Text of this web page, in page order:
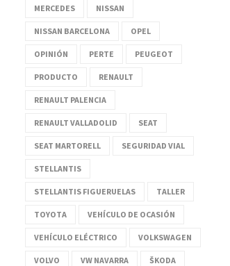
MERCEDES NISSAN
NISSAN BARCELONA OPEL
OPINIÓN PERTE PEUGEOT
PRODUCTO RENAULT
RENAULT PALENCIA
RENAULT VALLADOLID SEAT
SEAT MARTORELL SEGURIDAD VIAL
STELLANTIS
STELLANTIS FIGUERUELAS TALLER
TOYOTA VEHÍCULO DE OCASIÓN
VEHÍCULO ELÉCTRICO VOLKSWAGEN
VOLVO VW NAVARRA ŠKODA